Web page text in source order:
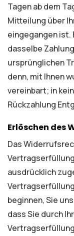
Tagen ab dem
Mitteilung über
eingegangen ist.
dasselbe
ursprünglichen
denn, mit Ihnen
vereinbart; in
Rückzahlung
Erlöschen des
Das
ausdrücklich
beginnen, Sie
dass Sie durch